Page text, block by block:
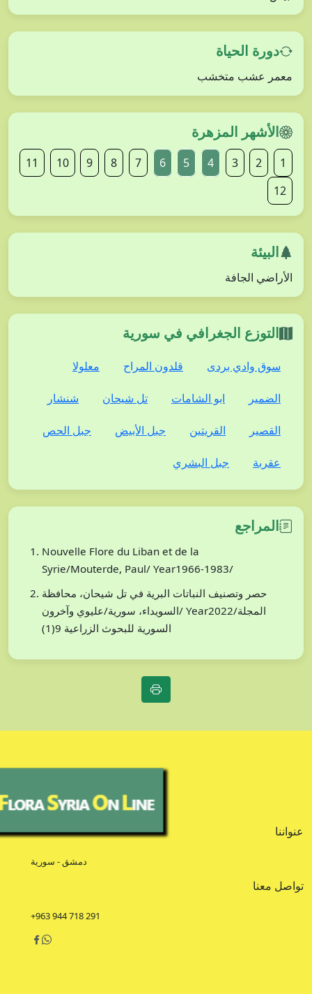
دورة الحياة
معمر عشب متخشب
الأشهر المزهرة
1
2
3
4
5
6
7
8
9
10
11
12
البيئة
الأراضي الجافة
التوزع الجغرافي في سورية
سوق وادي بردى قلدون المراح معلولا
الضمير ابو الشامات تل شيحان شنشار
القصير القريتين جبل الأبيض جبل الحص
عقربة جبل البشري
المراجع
Nouvelle Flore du Liban et de la
Syrie/Mouterde, Paul/ Year1966-1983/
حصر وتصنيف النباتات البرية في تل شيحان، محافظة
السويداء، سورية/عليوي وآخرون/ Year2022/المجلة
السورية للبحوث الزراعية 9(1)
عنواننا
دمشق - سورية
تواصل معنا
+963 944 718 291